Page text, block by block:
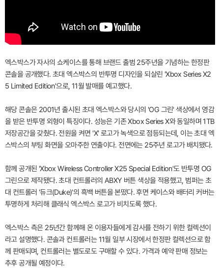
엑스박스가 자사의 쇼케이스를 통해 브랜드 출범 25주년을 기념하는 한정판
콘솔을 공개했다. 초대 엑스박스의 반투명 디자인을 되살린 'Xbox Series X2
5 Limited Edition'으로, 11월 발매를 예고했다.
해당 콘솔은 2001년 출시된 초대 엑스박스와 당시의 'OG 그린' 색상에서 영감
을 받은 반투명 외형이 특징이다. 성능은 기존 Xbox Series X와 동일하며 1TB
저장공간을 갖췄다. 전원을 켜면 'X' 로고가 녹색으로 점등되는데, 이는 초대 엑
스박스의 부팅 화면을 오마주한 연출이다. 전면에는 25주년 로고가 배치됐다.
함께 공개된 'Xbox Wireless Controller X25 Special Edition'도 반투명 OG
그린으로 제작됐다. 초대 컨트롤러의 ABXY 버튼 색상을 적용했고, 범퍼는 초
대 컨트롤러 '듀크(Duke)'의 흑백 버튼을 본떴다. 후면 케이스와 배터리 커버는
투명하게 처리해 클래식 엑스박스 로고가 비치도록 했다.
엑스박스 측은 25년간 함께해 온 이용자들에게 감사를 전하기 위한 컬렉션이
라고 설명했다. 콘솔과 컨트롤러는 11월 일부 시장에서 한정판 컬렉션으로 함
께 판매되며, 컨트롤러는 별도로도 구매할 수 있다. 가격과 예약 판매 정보는
추후 공개될 예정이다.